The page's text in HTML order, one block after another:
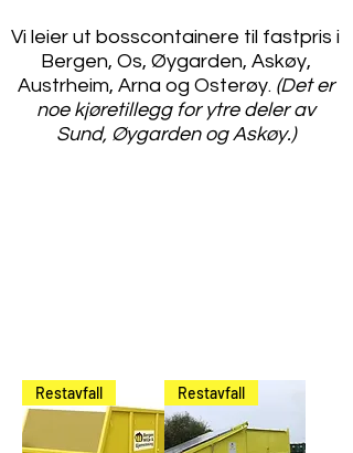
Vi leier ut bosscontainere til fastpris i
Bergen, Os, Øygarden, Askøy,
Austrheim, Arna og Osterøy. (Det er
noe kjøretillegg for ytre deler av
Sund, Øygarden og Askøy.)
Restavfall Restavfall